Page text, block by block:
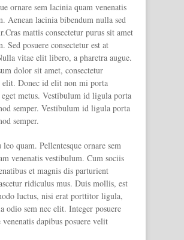
ornare sem lacinia quam venenatis
Aenean lacinia bibendum nulla sed
mattis consectetur purus sit amet
Sed posuere consectetur est at
vitae elit libero, a pharetra augue.
dolor sit amet, consectetur
elit. Donec id elit non mi porta
metus. Vestibulum id ligula porta
semper. Vestibulum id ligula porta
semper.
leo quam. Pellentesque ornare sem
venenatis vestibulum. Cum sociis
et magnis dis parturient
ridiculus mus. Duis mollis, est
luctus, nisi erat porttitor ligula,
odio sem nec elit. Integer posuere
venenatis dapibus posuere velit